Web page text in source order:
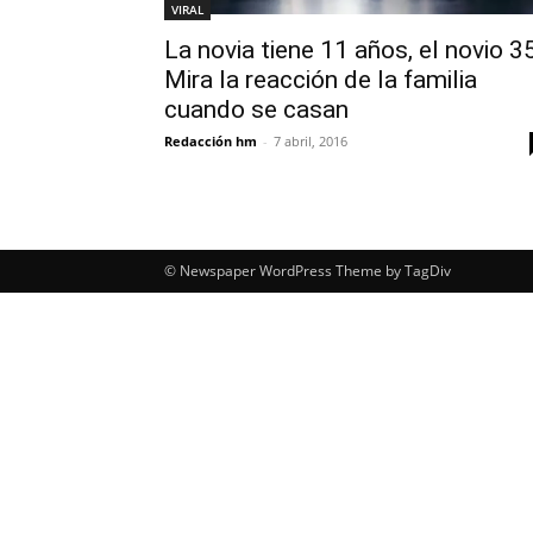
VIRAL
La novia tiene 11 años, el novio
Mira la reacción de la familia
cuando se casan
Redacción hm - 7 abril, 2016
© Newspaper WordPress Theme by TagDiv